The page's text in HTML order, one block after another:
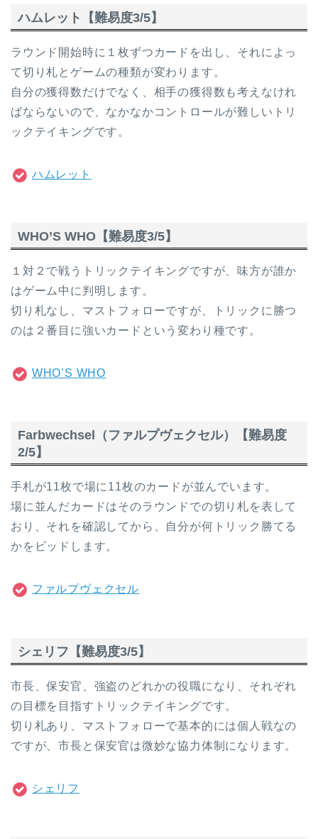
ハムレット【難易度3/5】
ラウンド開始時に１枚ずつカードを出し、それによっ
て切り札とゲームの種類が変わります。
自分の獲得数だけでなく、相手の獲得数も考えなけれ
ばならないので、なかなかコントロールが難しいトリ
ックテイキングです。
ハムレット
WHO’S WHO【難易度3/5】
１対２で戦うトリックテイキングですが、味方が誰か
はゲーム中に判明します。
切り札なし、マストフォローですが、トリックに勝つ
のは２番目に強いカードという変わり種です。
WHO’S WHO
Farbwechsel（ファルプヴェクセル）【難易度
2/5】
手札が11枚で場に11枚のカードが並んでいます。
場に並んだカードはそのラウンドでの切り札を表して
おり、それを確認してから、自分が何トリック勝てる
かをビッドします。
ファルプヴェクセル
シェリフ【難易度3/5】
市長、保安官、強盗のどれかの役職になり、それぞれ
の目標を目指すトリックテイキングです。
切り札あり、マストフォローで基本的には個人戦なの
ですが、市長と保安官は微妙な協力体制になります。
シェリフ